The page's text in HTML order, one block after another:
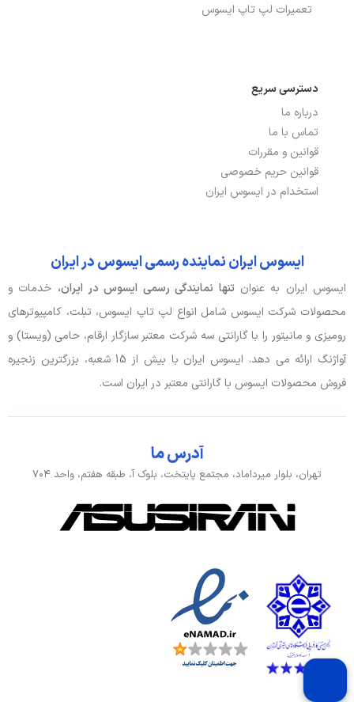
تعمیرات لپ تاپ ایسوس
دسترسی سریع
درباره ما
تماس با ما
قوانین و مقررات
قوانین حریم خصوصی
استخدام در ایسوس ایران
ایسوس ایران نماینده رسمی ایسوس در ایران
ایسوس ایران به عنوان تنها نمایندگی رسمی ایسوس در ایران، خدمات و
محصولات شرکت ایسوس شامل انواع لپ تاپ ایسوس، تبلت، کامپیوترهای
رومیزی و مانیتور را با گارانتی سه شرکت معتبر سازگار ارقام، حامی (ویستا) و
آواژنگ ارائه می دهد. ایسوس ایران با بیش از 15 شعبه، بزرگترین زنجیره
فروش محصولات ایسوس با گارانتی معتبر در ایران است.
آدرس ما
تهران، بلوار میرداماد، مجتمع پایتخت، بلوک آ، طبقه هفتم، واحد ۷۰۴